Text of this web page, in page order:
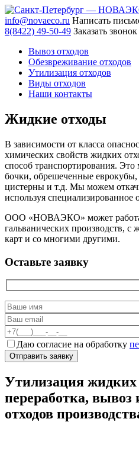
info@novaeco.ru Написать
8(8422) 49-50-49 Заказать звонок
Вывоз отходов
Обезвреживание отходов
Утилизация отходов
Виды отходов
Наши контакты
Жидкие отходы
В зависимости от класса
химических свойств жидких
способ транспортирования.
бочки, обрешеченные
цистерны и т.д. Мы можем
используя специализированное
ООО «НОВАЭКО» может
гальванических производств,
карт и со многими другими.
Оставьте заявку
Даю согласие на обработку
Утилизация жидких
переработка, вывоз
отходов